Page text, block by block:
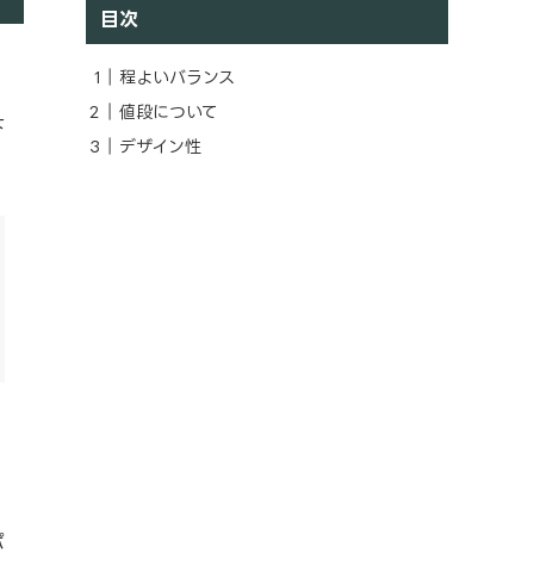
目次
程よいバランス
値段について
デザイン性